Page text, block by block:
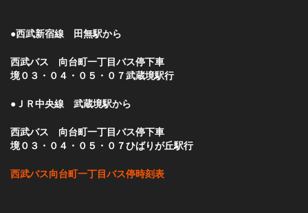
●西武新宿線 田無駅から
西武バス 向台町一丁目バス停下車
境０３・０４・０５・０７武蔵境駅行
●ＪＲ中央線 武蔵境駅から
西武バス 向台町一丁目バス停下車
境０３・０４・０５・０７ひばりが丘駅行
西武バス向台町一丁目バス停時刻表